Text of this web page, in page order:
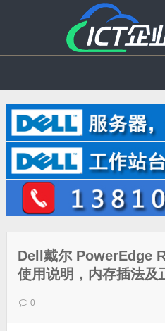
Dell戴尔 PowerEdge
使用说明，内存插法及
0